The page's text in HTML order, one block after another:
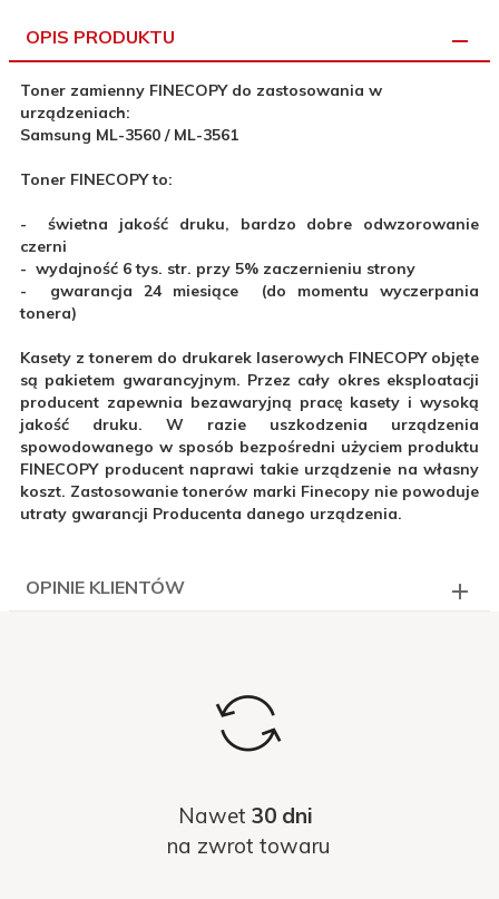
OPIS PRODUKTU
Toner zamienny FINECOPY do zastosowania w
urządzeniach:
Samsung ML-3560 / ML-3561
Toner FINECOPY to:
- świetna jakość druku, bardzo dobre odwzorowanie
czerni
- wydajność 6 tys. str. przy 5% zaczernieniu strony
- gwarancja 24 miesiące (do momentu wyczerpania
tonera)
Kasety z tonerem do drukarek laserowych FINECOPY objęte
są pakietem gwarancyjnym. Przez cały okres eksploatacji
producent zapewnia bezawaryjną pracę kasety i wysoką
jakość druku. W razie uszkodzenia urządzenia
spowodowanego w sposób bezpośredni użyciem produktu
FINECOPY producent naprawi takie urządzenie na własny
koszt. Zastosowanie tonerów marki Finecopy nie powoduje
utraty gwarancji Producenta danego urządzenia.
OPINIE KLIENTÓW
Nawet 30 dni
na zwrot towaru